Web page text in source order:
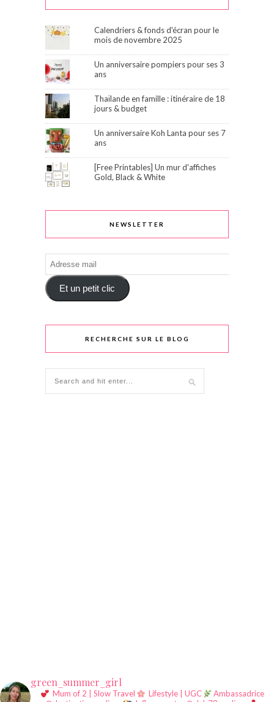
Calendriers & fonds d'écran pour le
mois de novembre 2025
Un anniversaire pompiers pour ses 3
ans
Thaïlande en famille : itinéraire de 18
jours & budget
Un anniversaire Koh Lanta pour ses 7
ans
[Free Printables] Un mur d'affiches
Gold, Black & White
NEWSLETTER
Adresse
mail
Et un petit clic
RECHERCHE SUR LE BLOG
green_summer_girl
Mum of 2 | Slow Travel Lifestyle | UGC
Ambassadrice